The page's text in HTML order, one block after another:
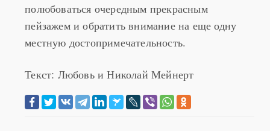
пейзажем и обратить внимание на еще одну
местную достопримечательность.